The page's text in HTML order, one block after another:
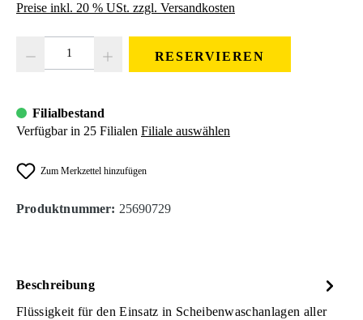
Preise inkl. 20 % USt. zzgl. Versandkosten
RESERVIEREN
Filialbestand
Verfügbar in 25 Filialen Filiale auswählen
Zum Merkzettel hinzufügen
Produktnummer: 25690729
Beschreibung
Flüssigkeit für den Einsatz in Scheibenwaschanlagen aller